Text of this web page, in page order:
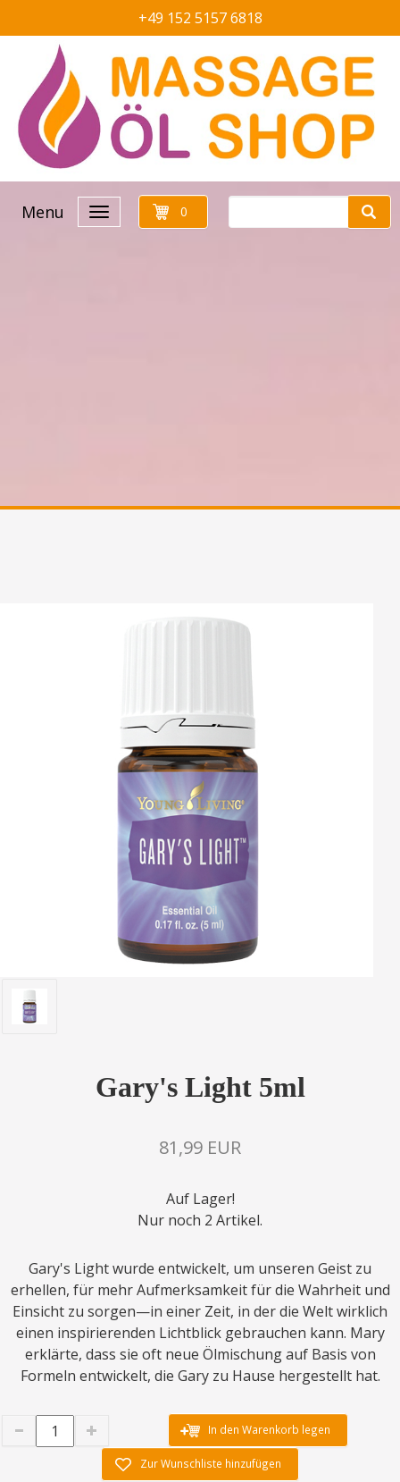
+49 152 5157 6818
Menu 0
Gary's Light 5ml
81,99 EUR
Auf Lager!
Nur noch 2 Artikel.
Gary's Light wurde entwickelt, um unseren Geist zu
erhellen, für mehr Aufmerksamkeit für die Wahrheit und
Einsicht zu sorgen—in einer Zeit, in der die Welt wirklich
einen inspirierenden Lichtblick gebrauchen kann. Mary
erklärte, dass sie oft neue Ölmischung auf Basis von
Formeln entwickelt, die Gary zu Hause hergestellt hat.
In den Warenkorb legen
Zur Wunschliste hinzufügen